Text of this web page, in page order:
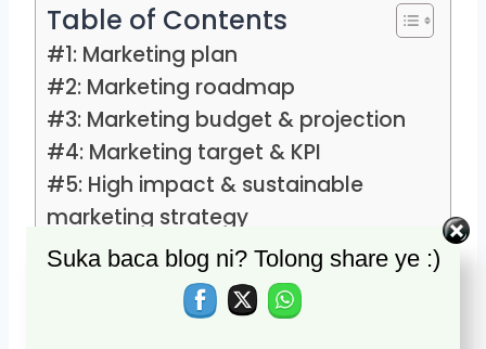
Table of Contents
#1: Marketing plan
#2: Marketing roadmap
#3: Marketing budget & projection
#4: Marketing target & KPI
#5: High impact & sustainable
marketing strategy
#1: Marketing plan
Suka baca blog ni? Tolong share ye :)